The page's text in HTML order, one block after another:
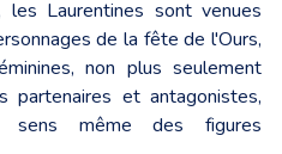
Laurentines sont venues
de la fête de l'Ours,
non plus seulement
partenaires et antagonistes,
même des figures